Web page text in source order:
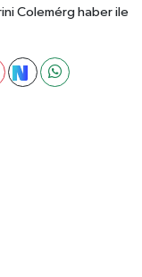
Colemérg haber ile